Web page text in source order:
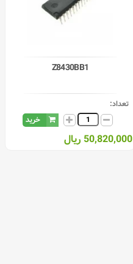
Z8430BB1
تعداد:
خرید
50,820,000 ریال